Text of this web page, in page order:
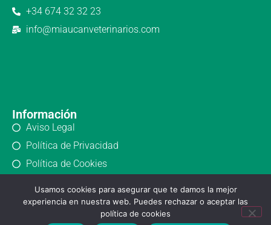
+34 674 32 32 23
info@miaucanveterinarios.com
Información
Aviso Legal
Política de Privacidad
Política de Cookies
Usamos cookies para asegurar que te damos la mejor
experiencia en nuestra web. Puedes rechazar o aceptar las
política de cookies